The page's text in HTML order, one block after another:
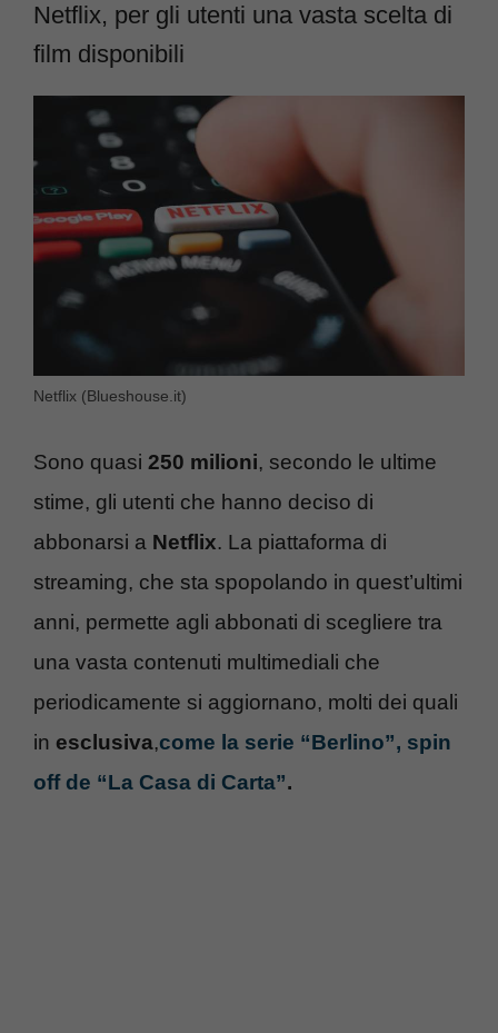
Netflix, per gli utenti una vasta scelta di
film disponibili
Netflix (Blueshouse.it)
Sono quasi 250 milioni, secondo le ultime
stime, gli utenti che hanno deciso di
abbonarsi a Netflix. La piattaforma di
streaming, che sta spopolando in quest’ultimi
anni, permette agli abbonati di scegliere tra
una vasta contenuti multimediali che
periodicamente si aggiornano, molti dei quali
in esclusiva,come la serie “Berlino”, spin
off de “La Casa di Carta”.